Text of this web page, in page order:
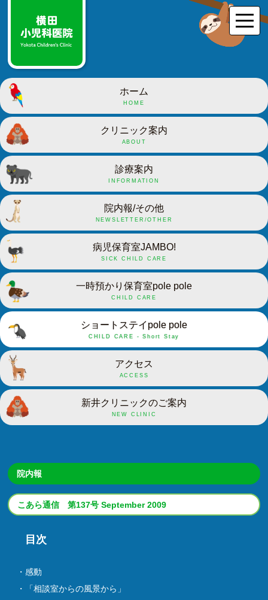
ホーム
HOME
クリニック案内
ABOUT
診療案内
INFORMATION
院内報/その他
NEWSLETTER/OTHER
病児保育室JAMBO!
SICK CHILD CARE
一時預かり保育室pole pole
CHILD CARE
ショートステイpole pole
CHILD CARE - Short Stay
アクセス
ACCESS
新井クリニックのご案内
NEW CLINIC
院内報
こあら通信 第137号 September 2009
目次
・感動
・「相談室からの風景から」